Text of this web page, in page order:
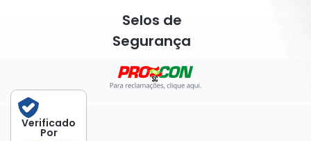
Selos de
Segurança
Verificado
Por